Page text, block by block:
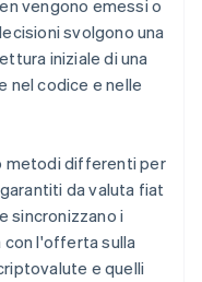
vengono emessi o
svolgono una
iniziale di una
nel codice e nelle
metodi differenti per
da valuta fiat
sincronizzano i
con l'offerta sulla
e quelli